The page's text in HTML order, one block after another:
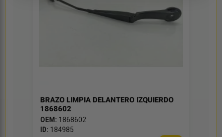
BRAZO LIMPIA DELANTERO IZQUIERDO
1868602
OEM: 1868602
ID: 184985